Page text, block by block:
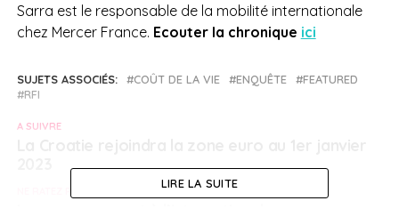
Sarra est le responsable de la mobilité internationale
chez Mercer France. Ecouter la chronique ici
SUJETS ASSOCIÉS: COÛT DE LA VIE ENQUÊTE
FEATURED
RFI
A SUIVRE
LIRE LA SUITE